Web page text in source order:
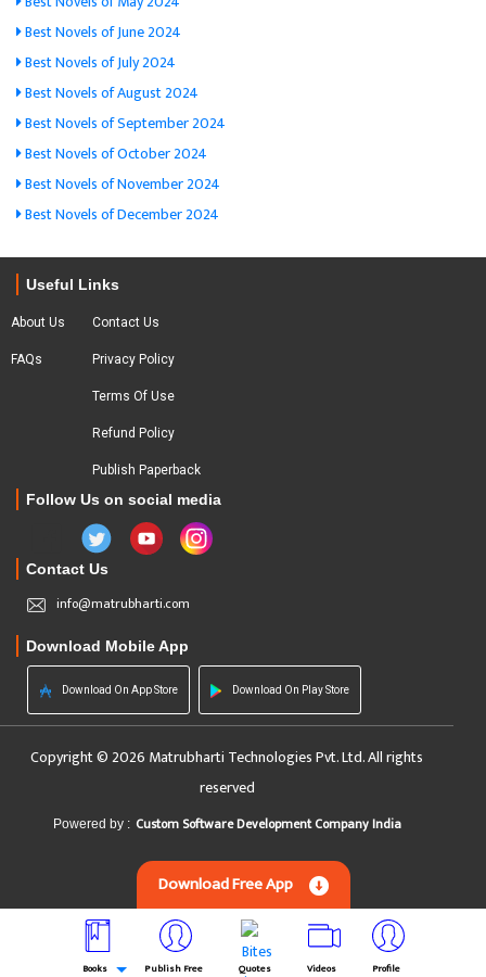
Best Novels of June 2024
Best Novels of July 2024
Best Novels of August 2024
Best Novels of September 2024
Best Novels of October 2024
Best Novels of November 2024
Best Novels of December 2024
Useful Links
About Us
FAQs
Contact Us
Privacy Policy
Terms Of Use
Refund Policy
Publish Paperback
Follow Us on social media
Contact Us
info@matrubharti.com
Download Mobile App
Download On App Store Download On Play Store
Copyright © 2026 Matrubharti Technologies Pvt. Ltd. All rights
reserved
Powered by : Custom Software Development Company India
Download Free App
Books Publish Free Quotes Videos Profile